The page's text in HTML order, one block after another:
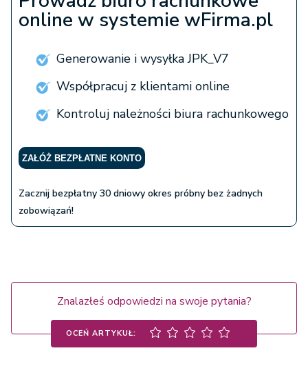
online w systemie wFirma.pl
Generowanie i wysyłka JPK_V7
Współpracuj z klientami online
Kontroluj należności biura rachunkowego
ZAŁÓŻ BEZPŁATNE KONTO
Zacznij bezpłatny 30 dniowy okres próbny bez żadnych
zobowiązań!
Znalazłeś odpowiedzi na swoje pytania?
OCEŃ ARTYKUŁ: